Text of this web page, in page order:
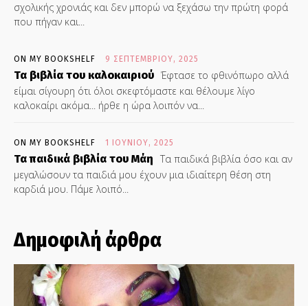
σχολικής χρονιάς και δεν μπορώ να ξεχάσω την πρώτη φορά
που πήγαν και...
ON MY BOOKSHELF 9 ΣΕΠΤΕΜΒΡΊΟΥ, 2025
Τα βιβλία του καλοκαιριού Έφτασε το φθινόπωρο αλλά
είμαι σίγουρη ότι όλοι σκεφτόμαστε και θέλουμε λίγο
καλοκαίρι ακόμα... ήρθε η ώρα λοιπόν να...
ON MY BOOKSHELF 1 ΙΟΥΝΊΟΥ, 2025
Τα παιδικά βιβλία του Μάη Τα παιδικά βιβλία όσο και αν
μεγαλώσουν τα παιδιά μου έχουν μια ιδιαίτερη θέση στη
καρδιά μου. Πάμε λοιπό...
Δημοφιλή άρθρα